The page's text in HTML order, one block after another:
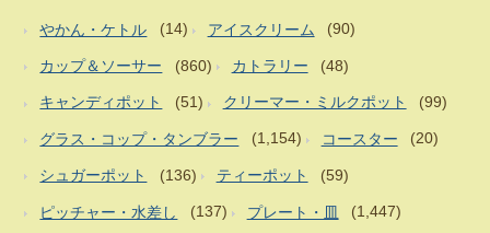
やかん・ケトル (14) アイスクリーム (90)
カップ＆ソーサー (860) カトラリー (48)
キャンディポット (51) クリーマー・ミルクポット (99)
グラス・コップ・タンブラー (1,154) コースター (20)
シュガーポット (136) ティーポット (59)
ピッチャー・水差し (137) プレート・皿 (1,447)